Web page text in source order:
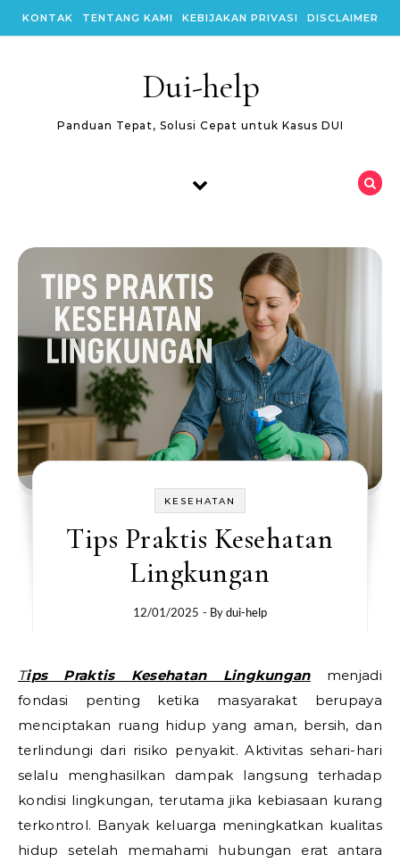
KONTAK TENTANG KAMI KEBIJAKAN PRIVASI DISCLAIMER
Dui-help
Panduan Tepat, Solusi Cepat untuk Kasus DUI
KESEHATAN
Tips Praktis Kesehatan
Lingkungan
12/01/2025 - Bydui-help
Tips Praktis Kesehatan Lingkunganmenjadi
fondasi penting ketika masyarakat berupaya
menciptakan ruang hidup yang aman, bersih, dan
terlindungi dari risiko penyakit. Aktivitas sehari-hari
selalu menghasilkan dampak langsung terhadap
kondisi lingkungan, terutama jika kebiasaan kurang
terkontrol. Banyak keluarga meningkatkan kualitas
hidup setelah memahami hubungan erat antara